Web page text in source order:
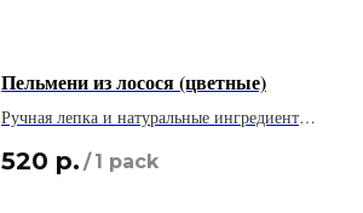
Пельмени из лосося (цветные)
Ручная лепка и натуральные ингредиенты
настоящего качества!
520 р. / 1 pack